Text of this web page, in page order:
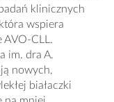
klinicznych
wspiera
CLL.
im. dra A.
nowych,
białaczki